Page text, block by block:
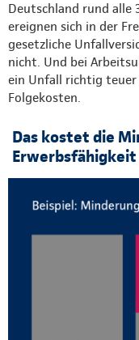
Deutschland rund alle
ereignen sich in der
gesetzliche
nicht. Und bei
ein Unfall richtig teuer
Folgekosten.
Das kostet die
Erwerbsfähigkeit